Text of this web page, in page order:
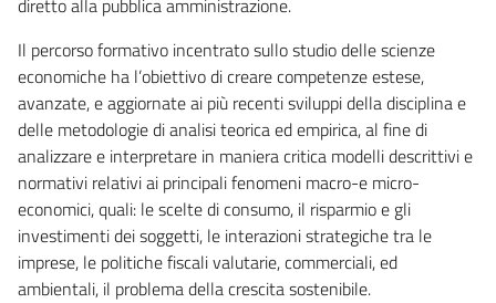
diretto alla pubblica amministrazione.
Il percorso formativo incentrato sullo studio delle scienze
economiche ha l’obiettivo di creare competenze estese,
avanzate, e aggiornate ai più recenti sviluppi della disciplina e
delle metodologie di analisi teorica ed empirica, al fine di
analizzare e interpretare in maniera critica modelli descrittivi e
normativi relativi ai principali fenomeni macro-e micro-
economici, quali: le scelte di consumo, il risparmio e gli
investimenti dei soggetti, le interazioni strategiche tra le
imprese, le politiche fiscali valutarie, commerciali, ed
ambientali, il problema della crescita sostenibile.